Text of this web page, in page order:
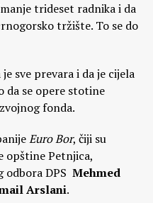
trideset radnika i da
tržište. To se do
sve prevara i da je cijela
da se opere stotine
fonda.
Euro Bor, čiji su
opštine Petnjica,
DPS Mehmed
Arslani.